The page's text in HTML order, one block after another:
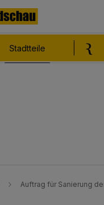
Stadtteile
Auftrag für Sanierung